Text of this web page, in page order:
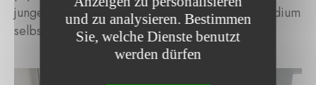
junger Mädchen und ermöglichen ihnen, ihr Studium
selbstbewusst fortzusetzen.
und zu analysieren. Bestimmen
Sie, welche Dienste benutzt
werden dürfen